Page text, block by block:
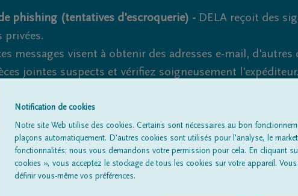
phishing (tentatives d'escroquerie) - DELA reçoit des
privées.
messages visent à obtenir des adresses e-mail,
jointes suspects et vérifiez soigneusement l'expéditeur.
éviter cela. Cependant, les tentatives d'hameçonnage
Tous les avis de décèsÀ propos de nous
Notification de cookies
Notre site Web utilise des cookies. Certains sont nécessaires au bon
plaçons automatiquement. D'autres cookies sont utilisés pour l'analyse, le
fonctionnalités; nous vous demandons votre permission pour cela. En cliquant
cookies », vous acceptez le stockage de tous les cookies sur votre appareil.
définir vous-même vos préférences.